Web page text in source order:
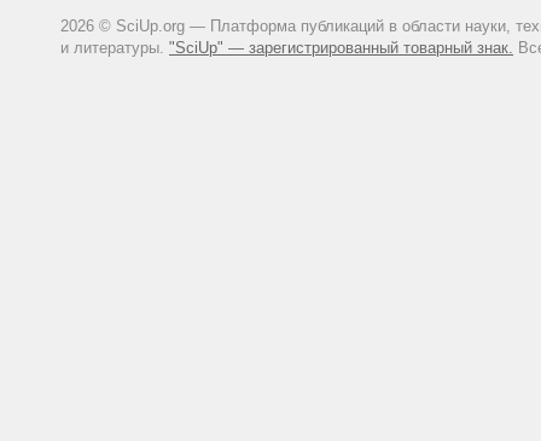
2026 © SciUp.org — Платформа публикаций в области науки,
и литературы. "SciUp" — зарегистрированный товарный знак.